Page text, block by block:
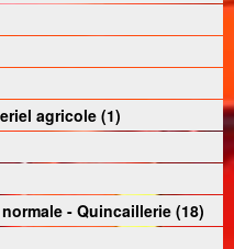
agricole (1)
- Quincaillerie (18)